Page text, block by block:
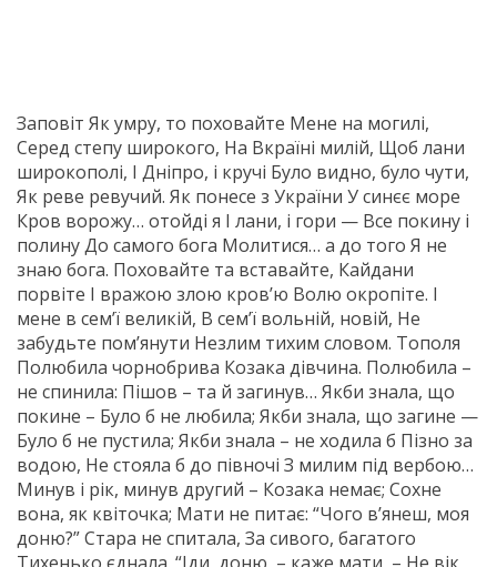
Заповіт Як умру, то поховайте Мене на могилі,
Серед степу широкого, На Вкраїні милій, Щоб лани
широкополі, І Дніпро, і кручі Було видно, було чути,
Як реве ревучий. Як понесе з України У синєє море
Кров ворожу… отойді я І лани, і гори — Все покину і
полину До самого бога Молитися… а до того Я не
знаю бога. Поховайте та вставайте, Кайдани
порвіте І вражою злою кров’ю Волю окропіте. І
мене в сем’ї великій, В сем’ї вольній, новій, Не
забудьте пом’янути Незлим тихим словом. Тополя
Полюбила чорнобрива Козака дівчина. Полюбила –
не спинила: Пішов – та й загинув… Якби знала, що
покине – Було б не любила; Якби знала, що загине —
Було б не пустила; Якби знала – не ходила б Пізно за
водою, Не стояла б до півночі З милим під вербою…
Минув і рік, минув другий – Козака немає; Сохне
вона, як квіточка; Мати не питає: “Чого в’янеш, моя
доню?” Стара не спитала, За сивого, багатого